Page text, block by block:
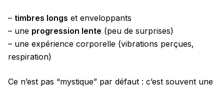
– timbres longs et enveloppants
– une progression lente (peu de surprises)
– une expérience corporelle (vibrations perçues,
respiration)
Ce n’est pas “mystique” par défaut : c’est souvent une